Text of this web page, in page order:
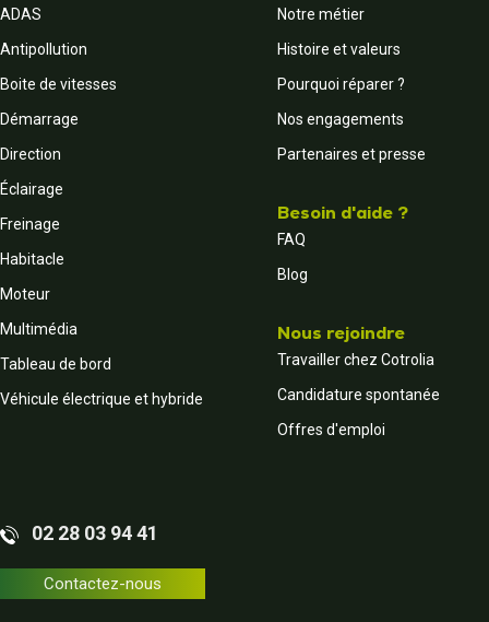
ADAS
Antipollution
Boite de vitesses
Démarrage
Direction
Éclairage
Freinage
Habitacle
Moteur
Multimédia
Tableau de bord
Véhicule électrique et hybride
Notre métier
Histoire et valeurs
Pourquoi réparer ?
Nos engagements
Partenaires et presse
Besoin d'aide ?
FAQ
Blog
Nous rejoindre
Travailler chez Cotrolia
Candidature spontanée
Offres d'emploi
02 28 03 94 41
Contactez-nous